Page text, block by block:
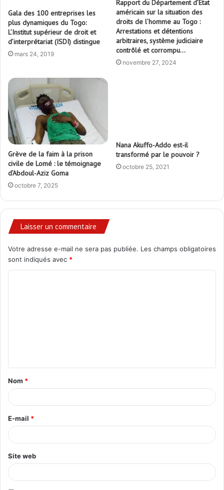
Gala des 100 entreprises les
plus dynamiques du Togo:
L’Institut supérieur de droit et
d’interprétariat (ISDI) distingue
mars 24, 2019
Rapport du Département d’Etat
américain sur la situation des
droits de l’homme au Togo :
Arrestations et détentions
arbitraires, système judiciaire
contrôlé et corrompu…
novembre 27, 2024
Grève de la faim à la prison
civile de Lomé : le témoignage
d’Abdoul-Aziz Goma
octobre 7, 2025
Nana Akuffo-Addo est-il
transformé par le pouvoir ?
octobre 25, 2021
Laisser un commentaire
Votre adresse e-mail ne sera pas publiée. Les champs obligatoires
sont indiqués avec *
t
a
i
e
*
Nom *
E-mail *
Site web